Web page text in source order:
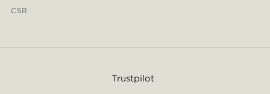
CSR
Trustpilot